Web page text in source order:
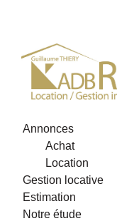
Annonces
Achat
Location
Gestion locative
Estimation
Notre étude